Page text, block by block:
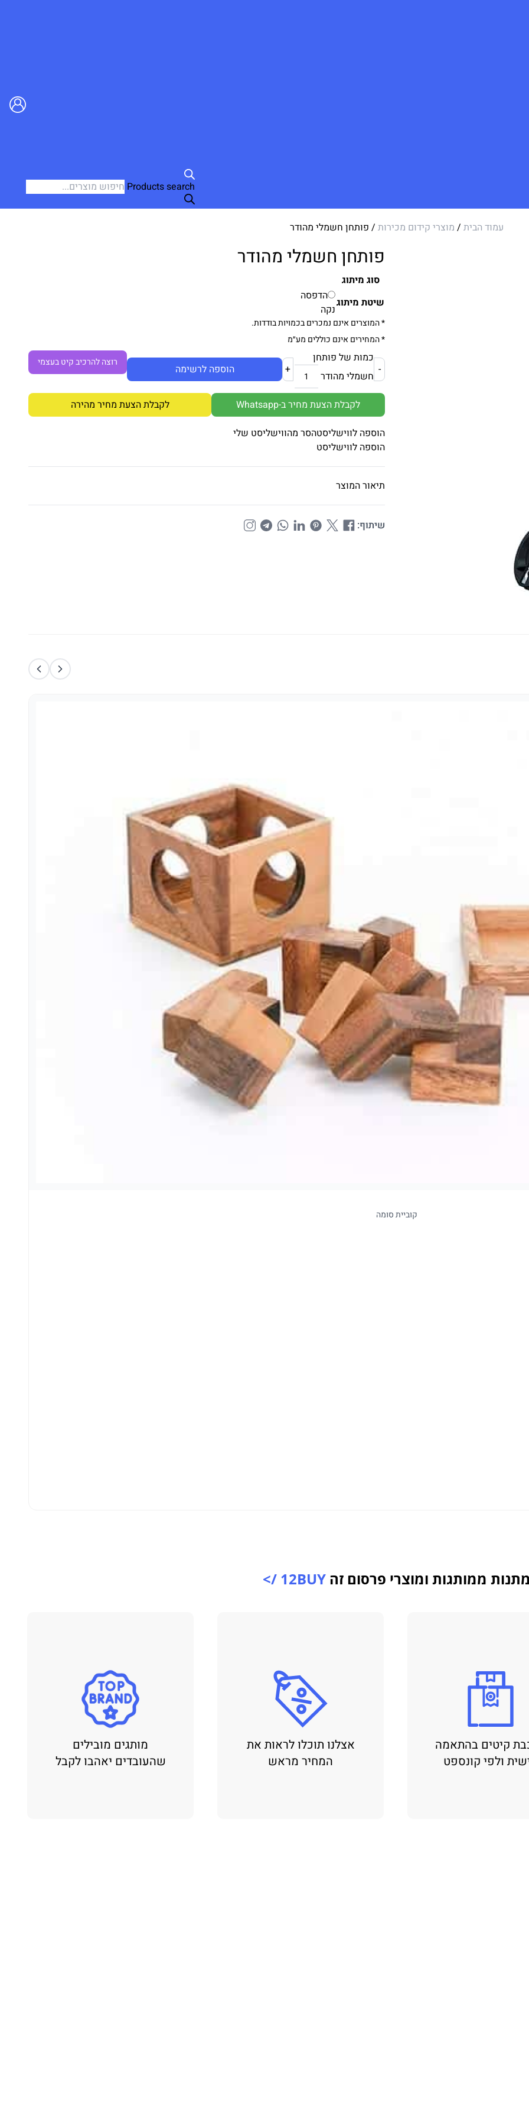
Products search
עמוד הבית / מוצרי קידום מכירות / פותחן חשמלי מהודר
פותחן חשמלי מהודר
סוג מיתוג
שיטת מיתוג
הדפסה
נקה
* המוצרים אינם נמכרים בכמויות בודדות.
* המחירים אינם כוללים מע״מ
-
כמות של פותחן
חשמלי מהודר
+ הוספה לרשימה
רוצה להרכיב קיט בעצמי
לקבלת הצעת מחיר ב-Whatsapp
לקבלת הצעת מחיר מהירה
הוספה לווישליסטהסר מהווישליסט שלי
הוספה לווישליסט
תיאור המוצר
שיתוף:
קוביית סומה
ממותגות ומוצרי פרסום זה 12BUY />
קיטים בהתאמה
ולפי קונספט
אצלנו תוכלו לראות את
המחיר מראש
מותגים מובילים
שהעובדים יאהבו לקבל